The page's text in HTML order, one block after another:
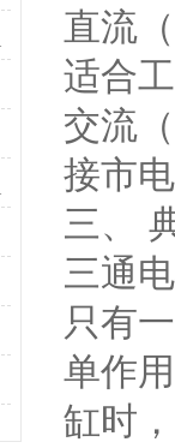
直流
适合
交流
接市
三、
三通
只有
单作
缸时